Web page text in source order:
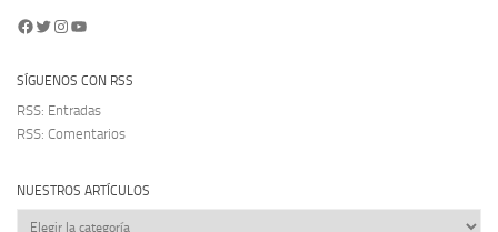
Facebook
Twitter
Instagram
YouTube
SÍGUENOS CON RSS
RSS: Entradas
RSS: Comentarios
NUESTROS ARTÍCULOS
Nuestros